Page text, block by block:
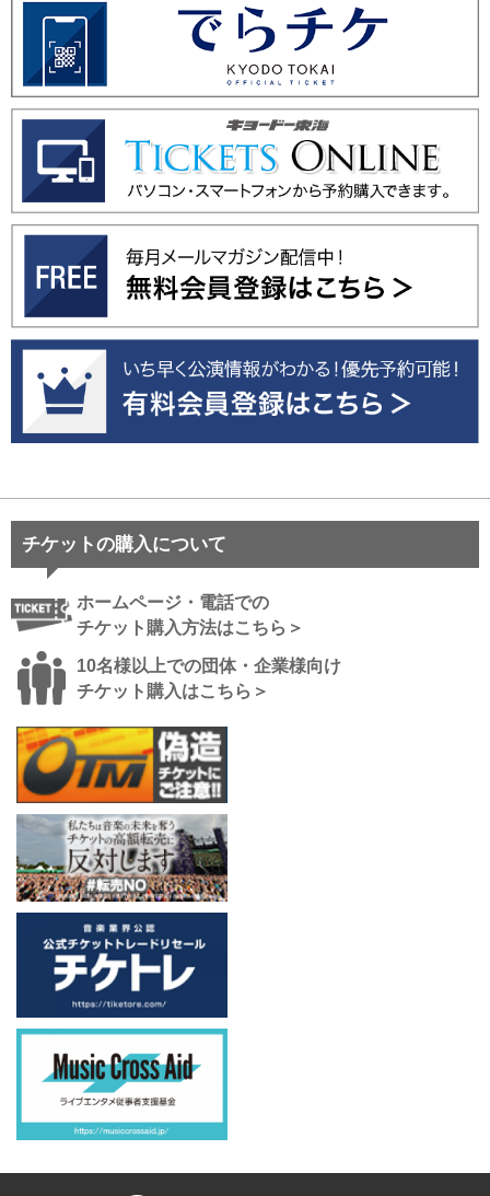
チケットの購入について
ホームページ・電話での
チケット購入方法はこちら＞
10名様以上での団体・企業様向け
チケット購入はこちら＞